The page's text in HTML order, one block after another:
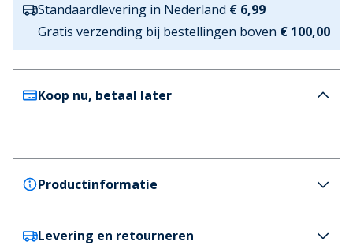
Standaardlevering in Nederland € 6,99
Gratis verzending bij bestellingen boven € 100,00
Koop nu, betaal later
Productinformatie
Bench
Levering en retourneren